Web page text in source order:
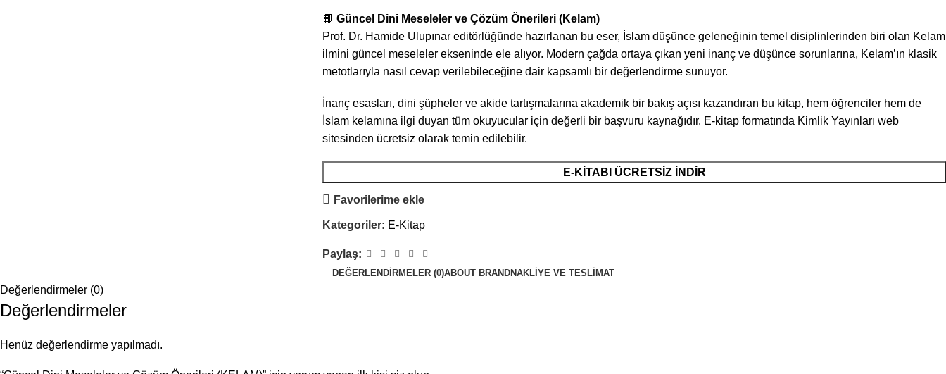
📙 Güncel Dini Meseleler ve Çözüm Önerileri (Kelam)
Prof. Dr. Hamide Ulupınar editörlüğünde hazırlanan bu eser, İslam düşünce geleneğinin temel disiplinlerinden biri olan Kelam
ilmini güncel meseleler ekseninde ele alıyor. Modern çağda ortaya çıkan yeni inanç ve düşünce sorunlarına, Kelam’ın klasik
metotlarıyla nasıl cevap verilebileceğine dair kapsamlı bir değerlendirme sunuyor.
İnanç esasları, dini şüpheler ve akide tartışmalarına akademik bir bakış açısı kazandıran bu kitap, hem öğrenciler hem de
İslam kelamına ilgi duyan tüm okuyucular için değerli bir başvuru kaynağıdır. E-kitap formatında Kimlik Yayınları web
sitesinden ücretsiz olarak temin edilebilir.
E-KITABI ÜCRETSIZ İNDIR
Favorilerime ekle
Kategoriler: E-Kitap
Paylaş:
DEĞERLENDIRMELER (0)ABOUT BRANDNAKLIYE VE TESLIMAT
Değerlendirmeler (0)
Değerlendirmeler
Henüz değerlendirme yapılmadı.